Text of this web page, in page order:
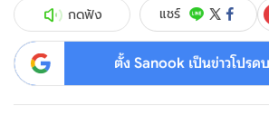
กดฟัง แชร์
ตั้ง Sanook เป็นข่าวโปร